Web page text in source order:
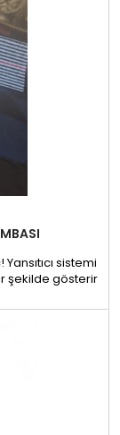
sistemi
şekilde gösterir
güçlü LED
birçok güç
için 1,5